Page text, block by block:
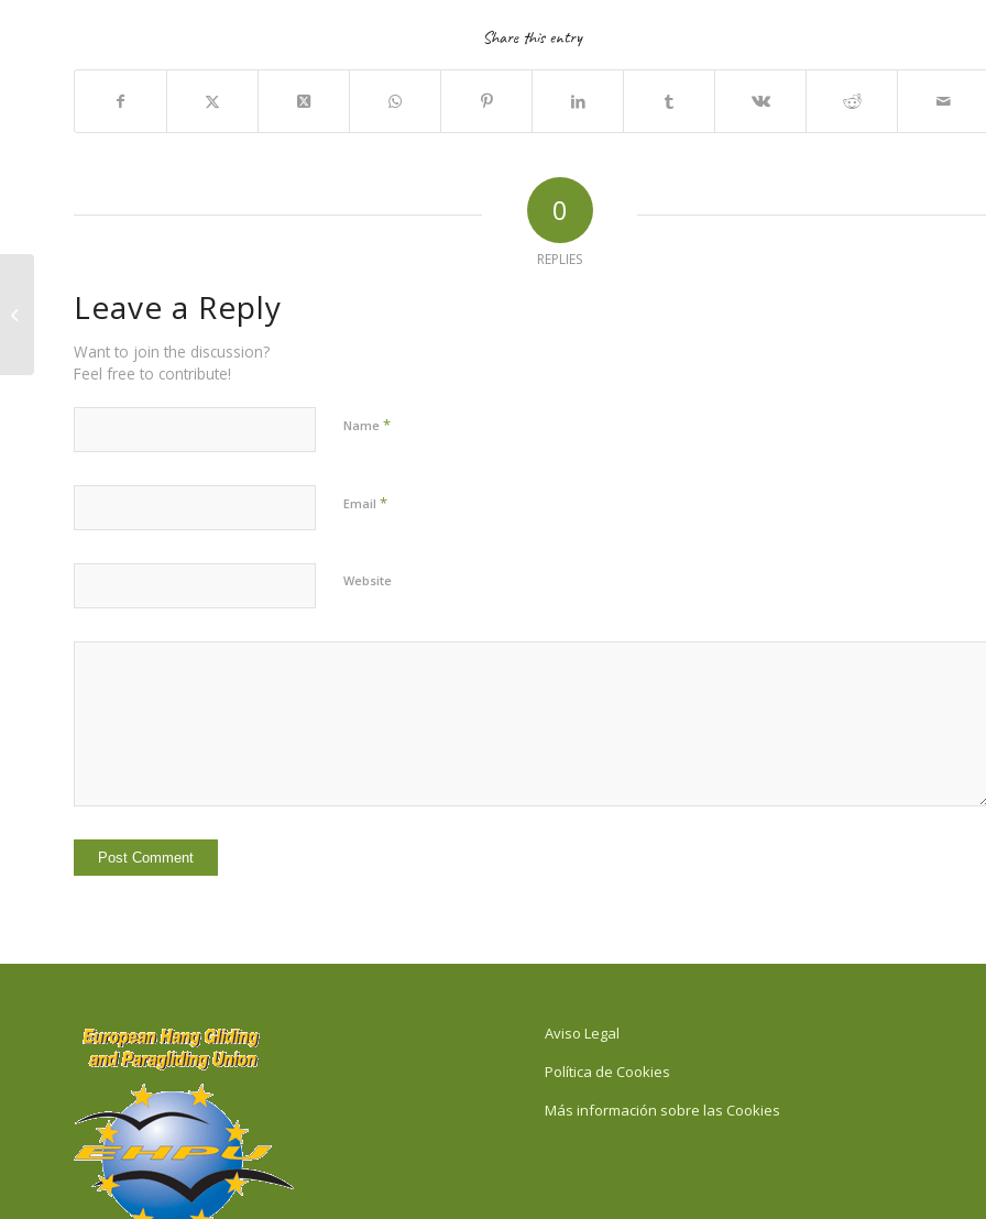
Share this entry
0
REPLIES
Leave a Reply
Want to join the discussion?
Feel free to contribute!
Name *
Email *
Website
Aviso Legal
Política de Cookies
Más información sobre las Cookies
Visítanos en El Yelmo… Que
estamos en estos momentos ahí…